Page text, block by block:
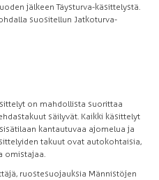
jälkeen Täysturva-käsittelystä.
suositellun Jatkoturva-
on mahdollista suorittaa
säilyvät. Kaikki käsittelyt
kantautuvaa ajomelua ja
takuut ovat autokohtaisia,
omistajaa.
ruostesuojauksia Männistöjen